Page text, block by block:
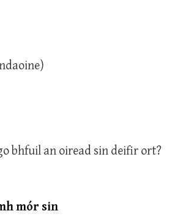
bhfuil an oiread sin deifir ort?
mór sin